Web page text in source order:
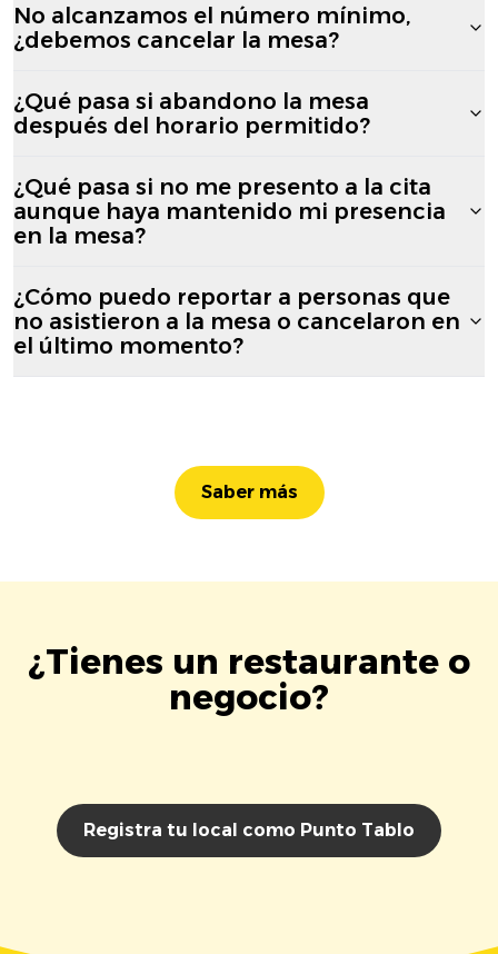
No alcanzamos el número mínimo,
¿debemos cancelar la mesa?
¿Qué pasa si abandono la mesa
después del horario permitido?
¿Qué pasa si no me presento a la cita
aunque haya mantenido mi presencia
en la mesa?
¿Cómo puedo reportar a personas que
no asistieron a la mesa o cancelaron en
el último momento?
Saber más
¿Tienes un restaurante o
negocio?
Registra tu local como Punto Tablo